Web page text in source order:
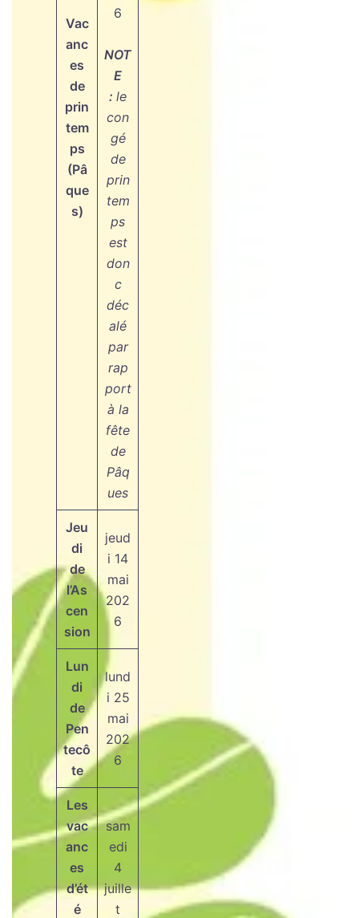
Vac
anc
es
de
prin
tem
ps
(Pâ
que
s)
6
NOT
E
: le
con
gé
de
prin
tem
ps
est
don
c
déc
alé
par
rap
port
à la
fête
de
Pâq
ues
Jeu
di
de
l’As
cen
sion
jeud
i 14
mai
202
6
Lun
di
de
Pen
tecô
te
lund
i 25
mai
202
6
Les
vac
anc
es
d’ét
é
sam
edi
4
juille
t